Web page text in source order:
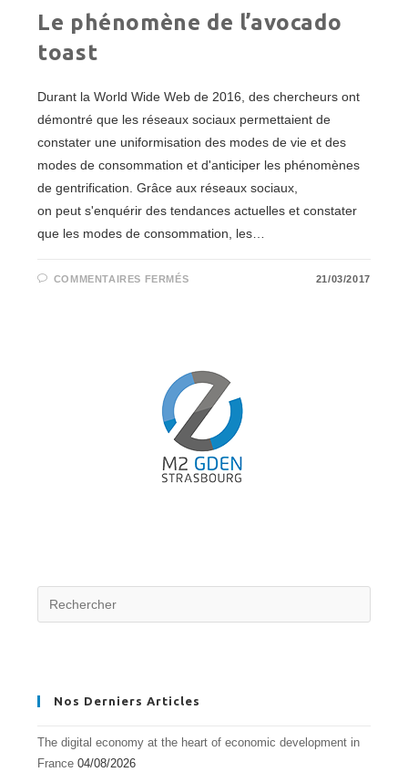
Le phénomène de l’avocado
toast
Durant la World Wide Web de 2016, des chercheurs ont
démontré que les réseaux sociaux permettaient de
constater une uniformisation des modes de vie et des
modes de consommation et d'anticiper les phénomènes
de gentrification. Grâce aux réseaux sociaux,
on peut s'enquérir des tendances actuelles et constater
que les modes de consommation, les…
COMMENTAIRES FERMÉSSUR
21/03/2017
Nos Derniers Articles
The digital economy at the heart of economic development in
France 04/08/2026